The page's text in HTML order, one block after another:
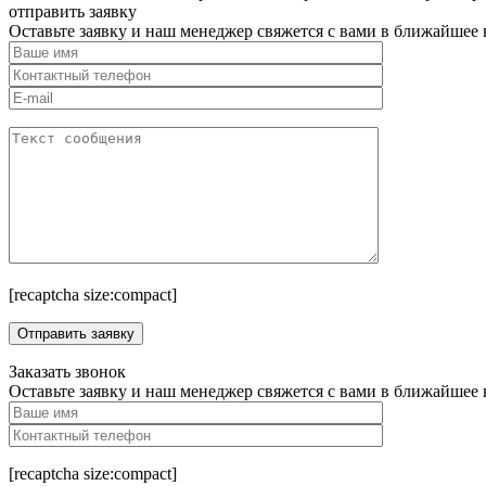
отправить заявку
Оставьте заявку и наш менеджер свяжется с вами в ближайшее
[recaptcha size:compact]
Заказать звонок
Оставьте заявку и наш менеджер свяжется с вами в ближайшее
[recaptcha size:compact]